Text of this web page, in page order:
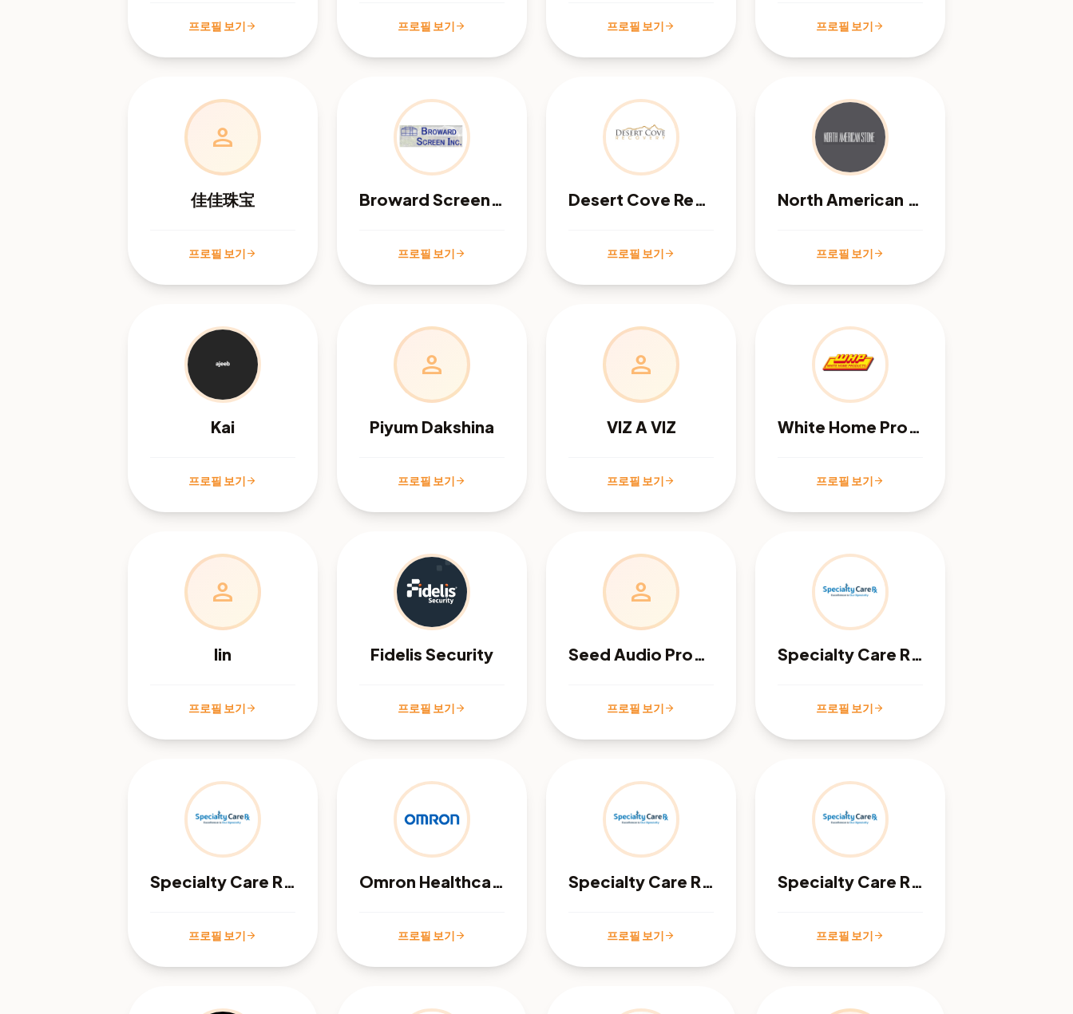
프로필 보기arrow_forward 프로필 보기arrow_forward 프로필 보기arrow_forward 프로필 보기arrow_forward
person
佳佳珠宝
프로필 보기arrow_forward
Broward Screen, Inc
프로필 보기arrow_forward
Desert Cove Recovery
프로필 보기arrow_forward
North American Stone
프로필 보기arrow_forward
Kai
프로필 보기arrow_forward
person
Piyum Dakshina
프로필 보기arrow_forward
person
VIZ A VIZ
프로필 보기arrow_forward
White Home Products
프로필 보기arrow_forward
person
lin
프로필 보기arrow_forward
Fidelis Security
프로필 보기arrow_forward
person
Seed Audio Prompts
프로필 보기arrow_forward
Specialty Care Rx - Memphis, TN
프로필 보기arrow_forward
Specialty Care Rx - Plano, TX
프로필 보기arrow_forward
Omron Healthcare Malaysia
프로필 보기arrow_forward
Specialty Care Rx - Las Vegas NV
프로필 보기arrow_forward
Specialty Care Rx - Orange, CA
프로필 보기arrow_forward